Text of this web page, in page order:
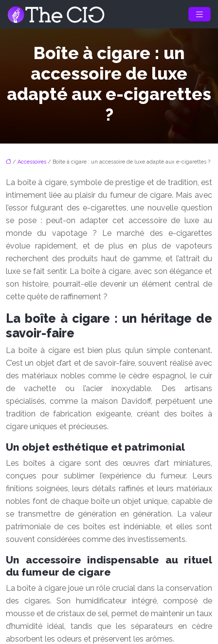
Boîte à cigare : un
accessoire de luxe
adapté aux e-cigarettes
?
/ Accessoires / Boîte à cigare : un accessoire de luxe adapté aux e-cigarettes ?
La boîte à cigare, symbole de prestige et de tradition, est
intimement liée au plaisir du fumeur de cigare. Mais avec
l’essor fulgurant des e-cigarettes, une nouvelle question
se pose : peut-on adapter cet accessoire de luxe au
monde du vapotage ? Le marché des e-cigarettes
évolue rapidement, et de plus en plus de vapoteurs
recherchent des produits haut de gamme, et l’attrait du
luxe se fait sentir. La boîte à cigare, avec son élégance et
son histoire, pourrait-elle devenir un élément central de
cette quête de raffinement ?
La boîte à cigare : un héritage de
savoir-faire
La boîte à cigare est bien plus qu’un simple contenant.
C’est un objet d’art et de savoir-faire, souvent réalisé avec
des matériaux nobles comme le cèdre espagnol, le cuir
de vachette ou l’acier inoxydable. Des artisans
spécialisés, comme la maison Davidoff, perpétuent une
tradition de fabrication exigeante, créant des boîtes à
cigare uniques et précieuses.
Un objet esthétique et patrimonial
Les boîtes à cigare sont des œuvres d’art miniatures,
conçues pour sublimer l’expérience du fumeur. Leurs
finitions soignées, leurs détails raffinés et leurs matériaux
nobles font de chaque boîte un objet unique, capable de
se transmettre de génération en génération. La valeur
patrimoniale de ces boîtes est indéniable, et elles sont
souvent considérées comme des investissements.
Un accessoire indispensable au rituel
du fumeur de cigare
La boîte à cigare joue un rôle crucial dans la conservation
des cigares. Son humidificateur intégré, composé de
mousse et de cristaux de sel, permet de maintenir un taux
d’humidité idéal, tandis que les séparateurs en cèdre
absorbent les odeurs et préservent les arômes.